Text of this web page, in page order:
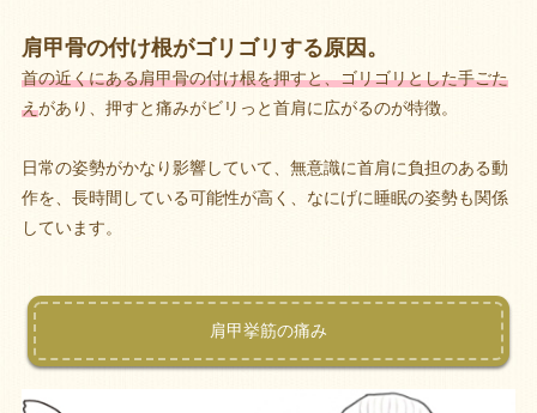
肩甲骨の付け根がゴリゴリする原因。
首の近くにある肩甲骨の付け根を押すと、ゴリゴリとした手ごた
えがあり、押すと痛みがビリっと首肩に広がるのが特徴。
日常の姿勢がかなり影響していて、無意識に首肩に負担のある動
作を、長時間している可能性が高く、なにげに睡眠の姿勢も関係
しています。
肩甲挙筋の痛み